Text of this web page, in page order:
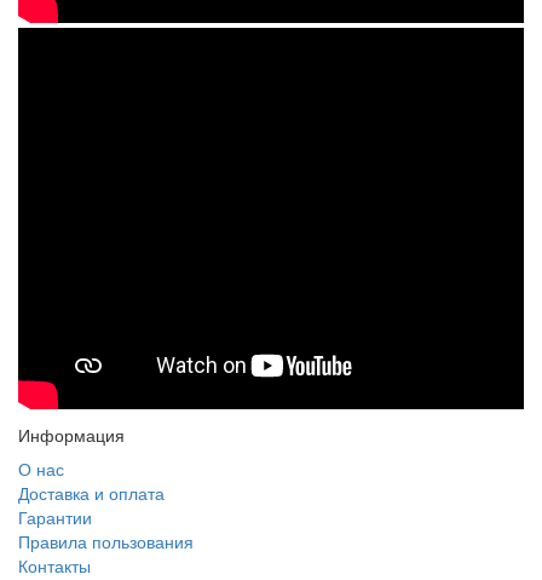
Информация
О нас
Доставка и оплата
Гарантии
Правила пользования
Контакты